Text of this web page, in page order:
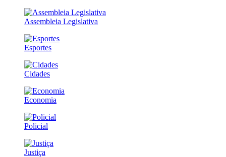
Assembleia Legislativa
Esportes
Cidades
Economia
Policial
Justiça